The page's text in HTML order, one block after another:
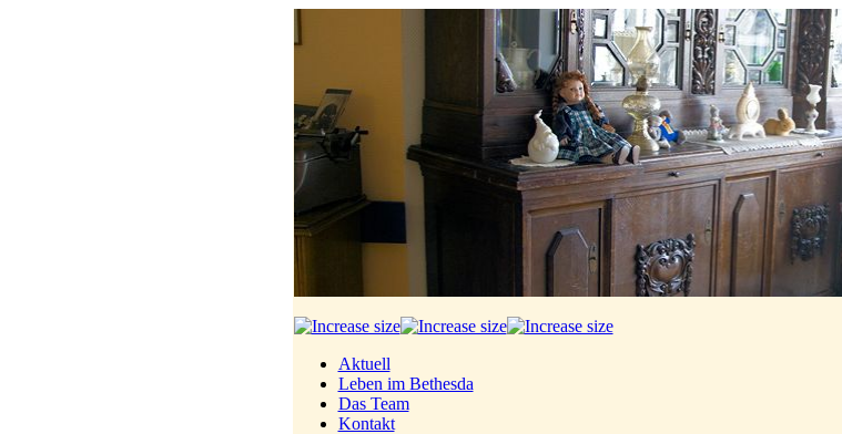
Aktuell
Leben im Bethesda
Das Team
Kontakt